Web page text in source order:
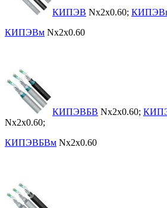
КИПЭВ Nx2x0.60;
КИПЭВм Nx2x0.60
КИПЭВБВ Nx2x0.60;
Nx2x0.60;
КИПЭВБВм Nx2x0.60